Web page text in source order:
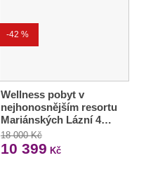
-42 %
Wellness pobyt v
nejhonosnějším resortu
Mariánských Lázní 4…
18 000 Kč
10 399 Kč